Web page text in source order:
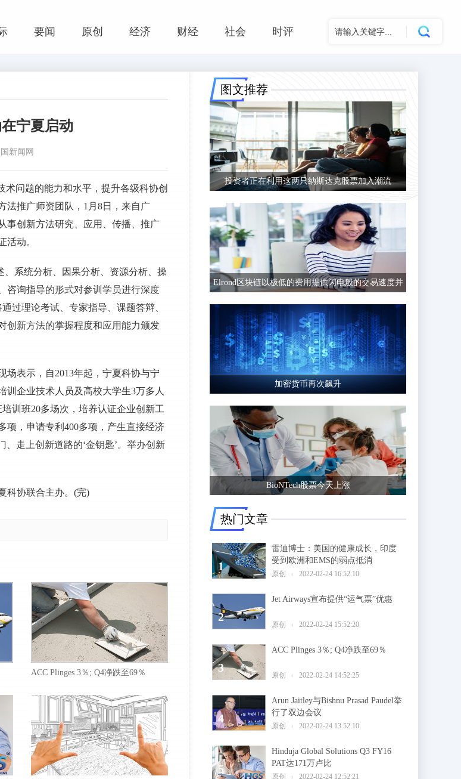
要闻 原创 经济 财经 社会 时评
宁夏启动
新闻网
问题的能力和水平，提升各级科协创
法推广师资团队，1月8日，来自广
事创新方法研究、应用、传播、推广
活动。
系统分析、因果分析、资源分析、操
咨询指导的形式对参训学员进行深度
过理论考试、专家指导、课题答辩、
创新方法的掌握程度和应用能力颁发
场表示，自2013年起，宁夏科协与宁
训企业技术人员及高校大学生3万多人
训班20多场次，培养认证企业创新工
项，申请专利400多项，产生直接经济
走上创新道路的‘金钥匙’。举办创新
科协联合主办。(完)
ACC Plinges 3％; Q4净跌至69％
图文推荐
投资者正在利用这两只纳斯达克股票加入潮流
Elrond区块链以极低的费用提供闪电般的交易速度并
加密货币再次飙升
BioNTech股票今天上涨
热门文章
雷迪博士：美国的健康成长，印度
受到欧洲和EMS的弱点抵消
原创 2022-02-24 16:52:10
1
Jet Airways宣布提供“运气票”优惠
原创 2022-02-24 15:52:20
2
ACC Plinges 3％; Q4净跌至69％
原创 2022-02-24 14:52:25
3
Arun Jaitley与Bishnu Prasad Paudel举
行了双边会议
原创 2022-02-24 13:52:10
4
Hinduja Global Solutions Q3 FY16
PAT达171万卢比
原创 2022-02-24 12:52:21
5